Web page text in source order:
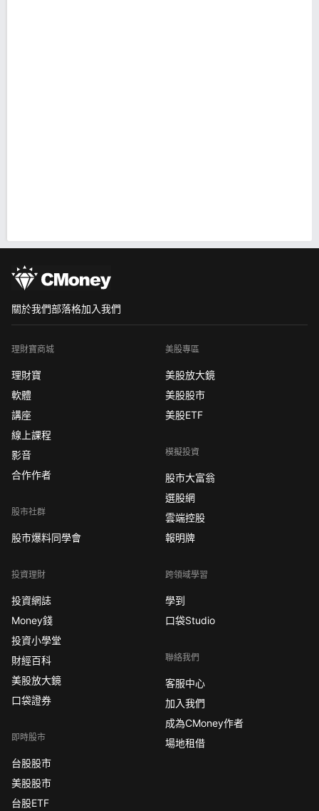
關於我們部落格加入我們
理財寶商城
理財寶
軟體
講座
線上課程
影音
合作作者
股市社群
股市爆料同學會
投資理財
投資網誌
Money錢
投資小學堂
財經百科
美股放大鏡
口袋證券
即時股市
台股股市
美股股市
台股ETF
美股專區
美股放大鏡
美股股市
美股ETF
模擬投資
股市大富翁
選股網
雲端控股
報明牌
跨領域學習
學到
口袋Studio
聯絡我們
客服中心
加入我們
成為CMoney作者
場地租借